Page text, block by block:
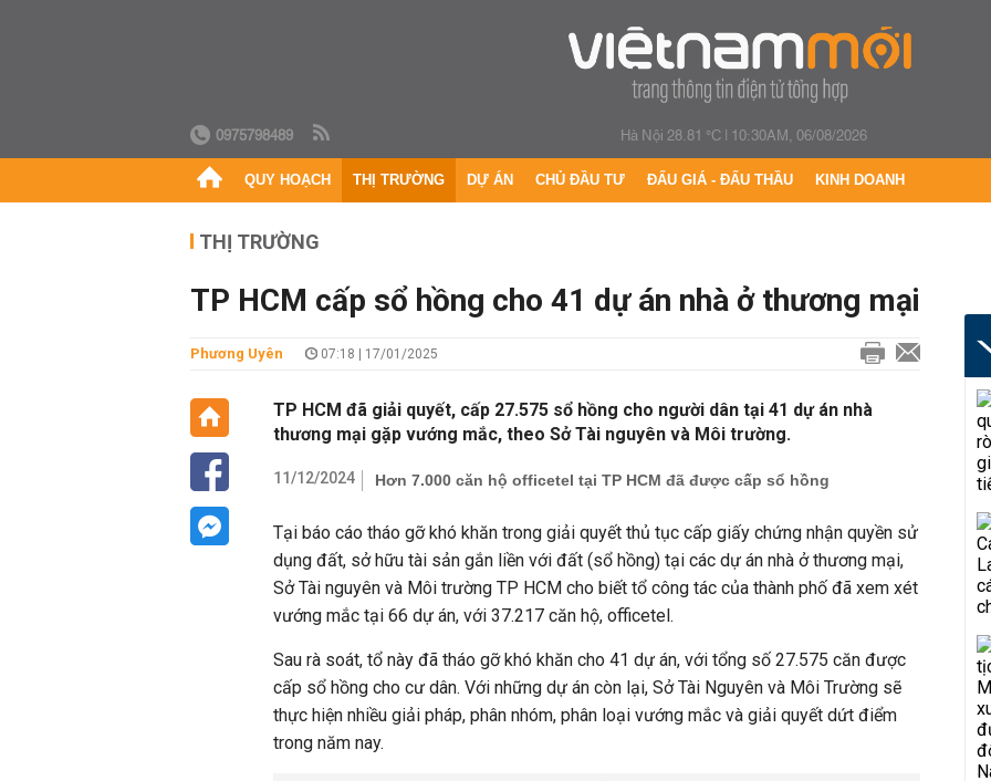
0975798489 Hà Nội 28.81 °C| 10:30AM, 06/08/2026
QUY HOẠCH THỊ TRƯỜNG DỰ ÁN CHỦ ĐẦU TƯ ĐẤU GIÁ - ĐẤU THẦU KINH DOANH
THỊ TRƯỜNG
TP HCM cấp sổ hồng cho 41 dự án nhà ở thương mại
Phương Uyên 07:18 | 17/01/2025
TP HCM đã giải quyết, cấp 27.575 sổ hồng cho người dân tại 41 dự án nhà
thương mại gặp vướng mắc, theo Sở Tài nguyên và Môi trường.
11/12/2024 Hơn 7.000 căn hộ officetel tại TP HCM đã được cấp sổ hồng
Tại báo cáo tháo gỡ khó khăn trong giải quyết thủ tục cấp giấy chứng nhận quyền sử
dụng đất, sở hữu tài sản gắn liền với đất (sổ hồng) tại các dự án nhà ở thương mại,
Sở Tài nguyên và Môi trường TP HCM cho biết tổ công tác của thành phố đã xem xét
vướng mắc tại 66 dự án, với 37.217 căn hộ, officetel.
Sau rà soát, tổ này đã tháo gỡ khó khăn cho 41 dự án, với tổng số 27.575 căn được
cấp sổ hồng cho cư dân. Với những dự án còn lại, Sở Tài Nguyên và Môi Trường sẽ
thực hiện nhiều giải pháp, phân nhóm, phân loại vướng mắc và giải quyết dứt điểm
trong năm nay.